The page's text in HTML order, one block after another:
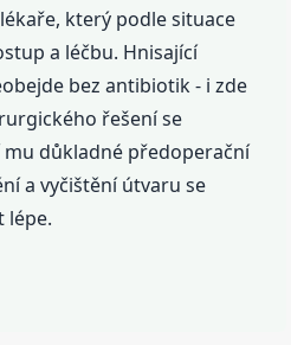
který podle situace
a léčbu. Hnisající
bez antibiotik - i zde
řešení se
důkladné předoperační
a vyčištění útvaru se
lépe.